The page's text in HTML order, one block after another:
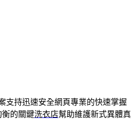
支持迅速安全網頁專業的快速掌握
衡的關鍵洗衣店幫助維護新式異體真